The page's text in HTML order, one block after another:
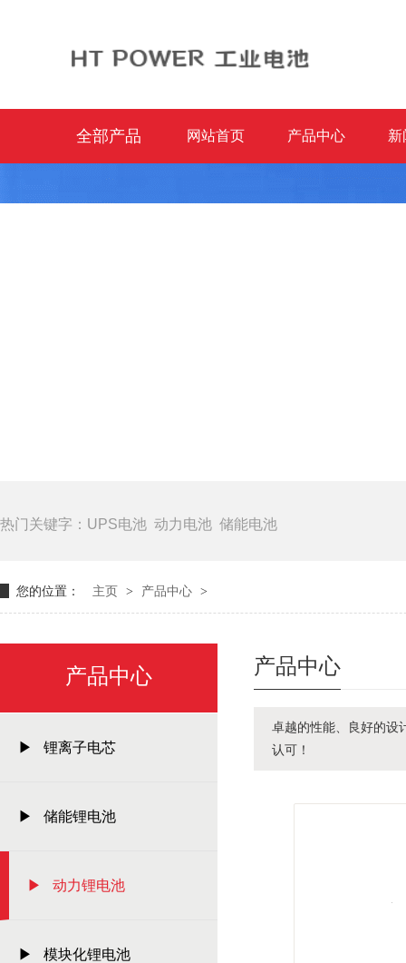
全部产品 网站首页 产品中心 新
热门关键字：UPS电池 动力电池 储能电池
您的位置： 主页 > 产品中心 >
产品中心
产品中心
卓越的性能、良好的设
认可！
▶ 锂离子电芯
▶ 储能锂电池
▶ 动力锂电池
▶ 模块化锂电池